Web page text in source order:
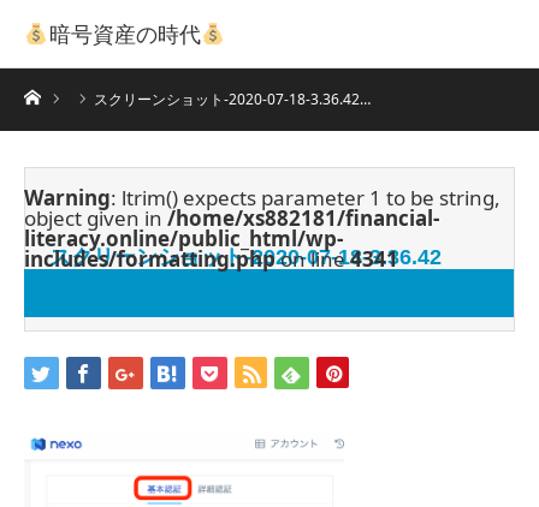
暗号資産の時代
ホーム スクリーンショット-2020-07-18-3.36.42…
Warning: ltrim() expects parameter 1 to be string,
object given in /home/xs882181/financial-
literacy.online/public_html/wp-
includes/formatting.phpon line4341
スクリーンショット-2020-07-18-3.36.42